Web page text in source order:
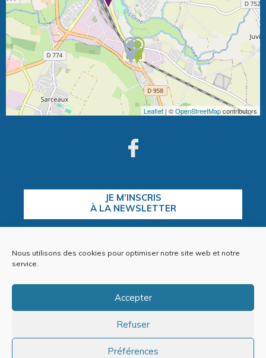
Nous utilisons des cookies pour optimiser notre site web et notre
service.
Accepter
Refuser
Préférences
Leaflet| ©OpenStreetMapcontributors
JE M’INSCRIS
À LA NEWSLETTER
Plan du site
Politique de cookies (EU)